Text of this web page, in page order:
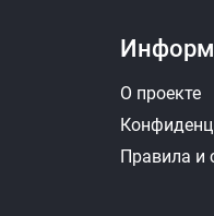
О проекте
Правила и